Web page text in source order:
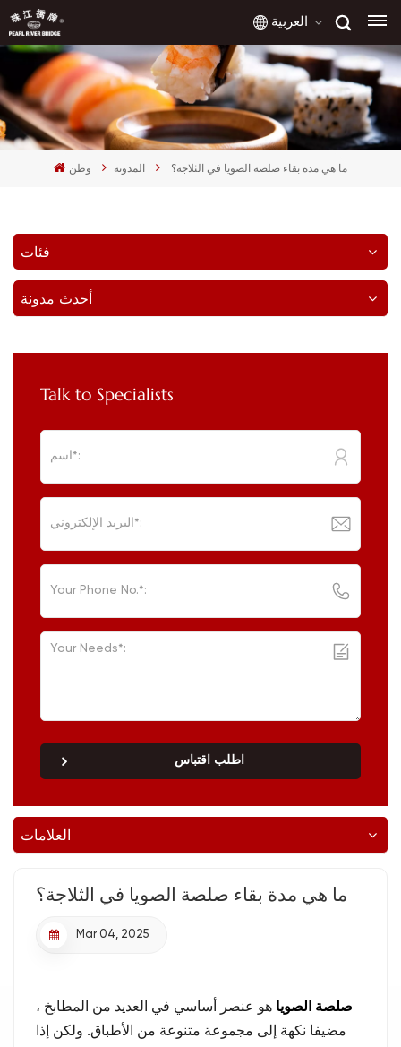
العربية
English
français
وطن المدونة ما هي مدة بقاء صلصة الصويا في الثلاجة؟
فئات
أحدث مدونة
Talk to Specialists
اطلب اقتباس
العلامات
ما هي مدة بقاء صلصة الصويا في الثلاجة؟
Mar 04, 2025
صلصة الصويا هو عنصر أساسي في العديد من المطابخ ،
مضيفا نكهة إلى مجموعة متنوعة من الأطباق. ولكن إذا